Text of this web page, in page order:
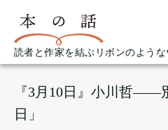
読者と作家を結ぶリボンのよう
『3月10日』小川哲――
日」